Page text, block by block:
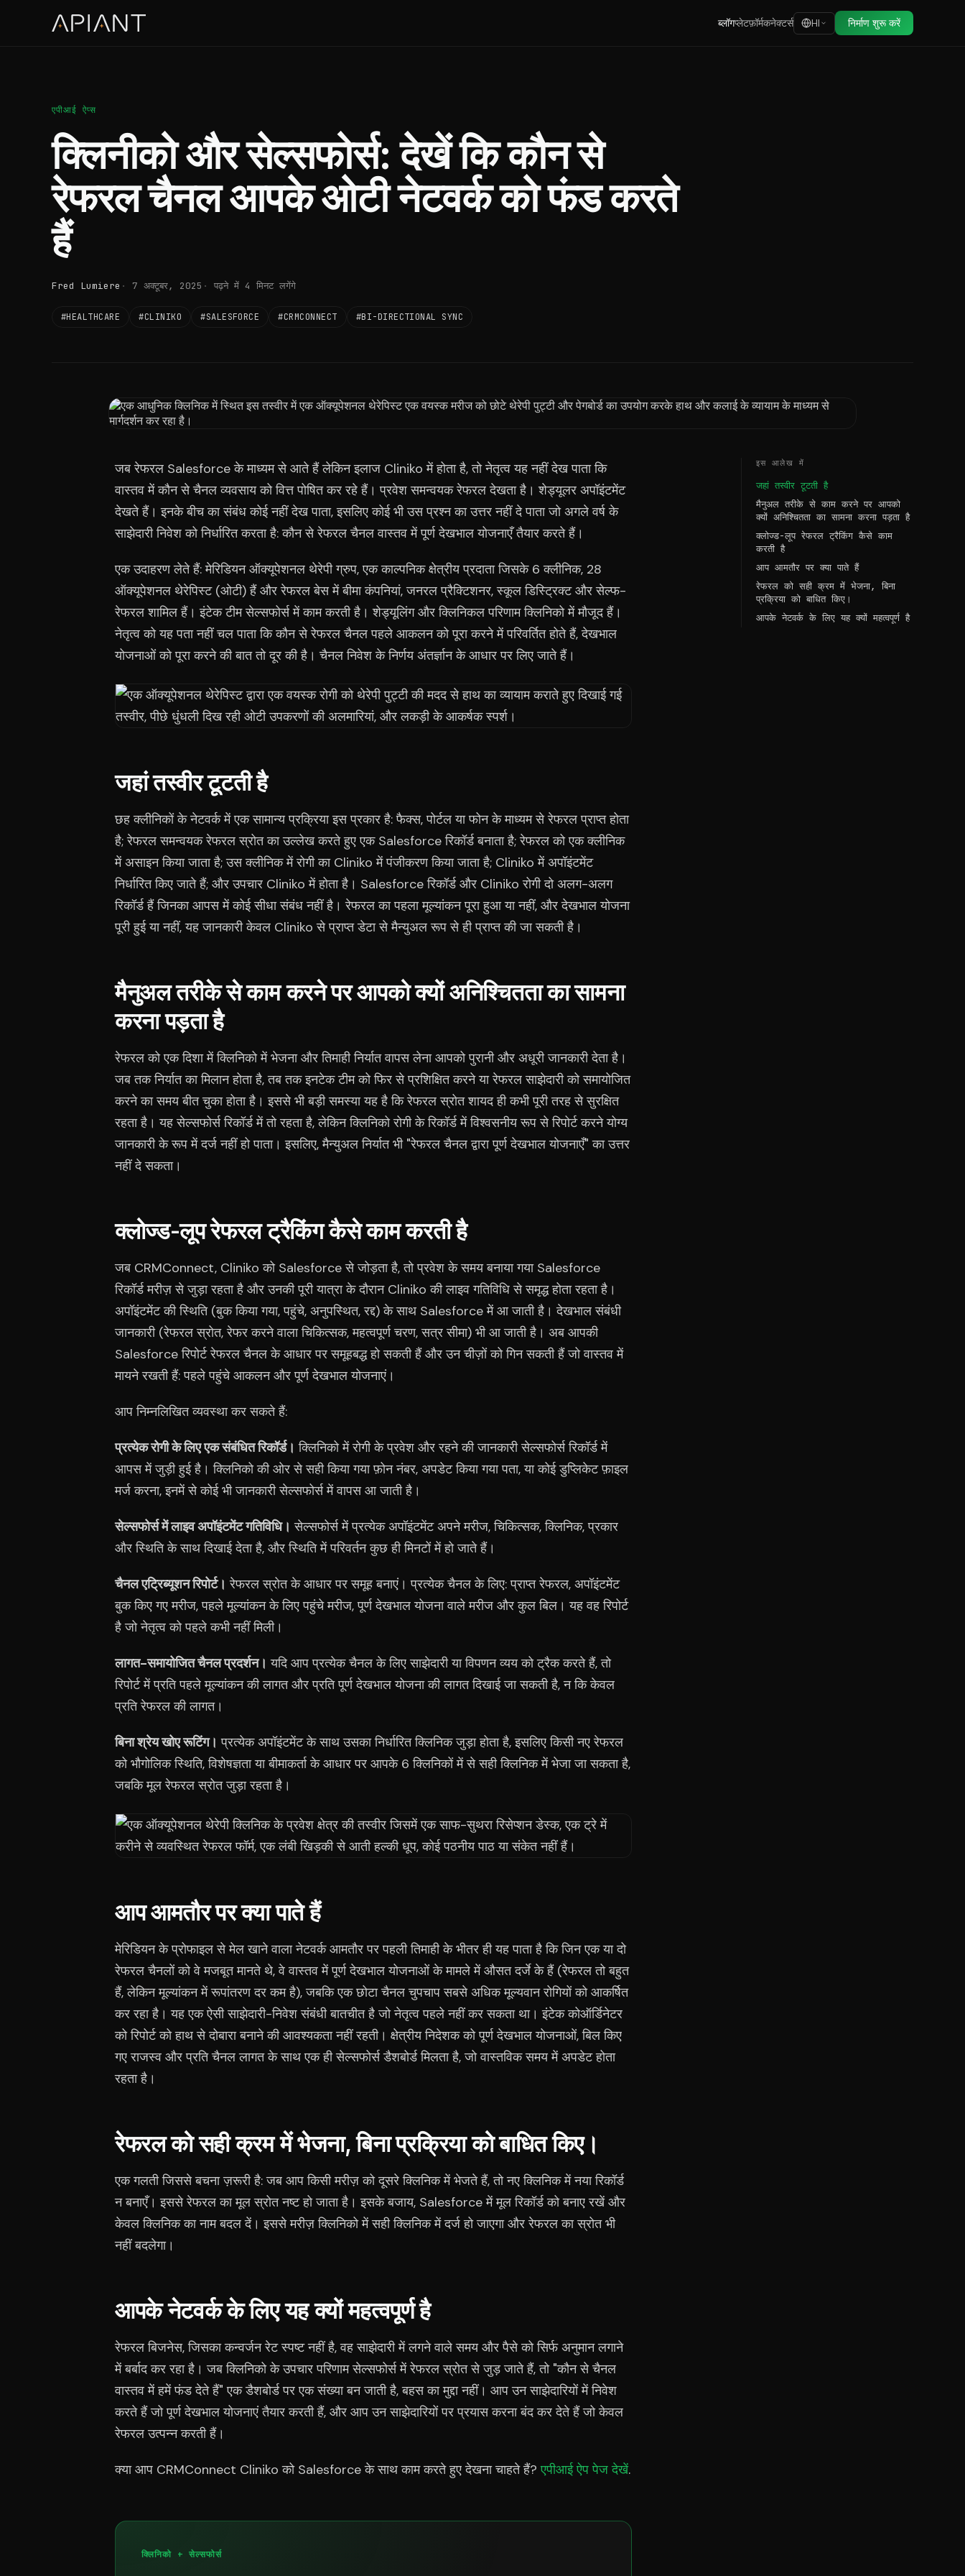
ब्लॉगप्लेटफ़ॉर्मकनेक्टर्स HI निर्माण शुरू करें
एपीआई ऐप्स
क्लिनीको और सेल्सफोर्स: देखें कि कौन से
रेफरल चैनल आपके ओटी नेटवर्क को फंड करते
हैं
Fred Lumiere 7 अक्टूबर, 2025 पढ़ने में 4 मिनट लगेंगे
#HEALTHCARE #CLINIKO #SALESFORCE #CRMCONNECT #BI-DIRECTIONAL SYNC
जब रेफरल Salesforce के माध्यम से आते हैं लेकिन इलाज Cliniko में होता है, तो नेतृत्व यह नहीं देख पाता कि
वास्तव में कौन से चैनल व्यवसाय को वित्त पोषित कर रहे हैं। प्रवेश समन्वयक रेफरल देखता है। शेड्यूलर अपॉइंटमेंट
देखते हैं। इनके बीच का संबंध कोई नहीं देख पाता, इसलिए कोई भी उस प्रश्न का उत्तर नहीं दे पाता जो अगले वर्ष के
साझेदारी निवेश को निर्धारित करता है: कौन से रेफरल चैनल वास्तव में पूर्ण देखभाल योजनाएँ तैयार करते हैं।
एक उदाहरण लेते हैं: मेरिडियन ऑक्यूपेशनल थेरेपी ग्रुप, एक काल्पनिक क्षेत्रीय प्रदाता जिसके 6 क्लीनिक, 28
ऑक्यूपेशनल थेरेपिस्ट (ओटी) हैं और रेफरल बेस में बीमा कंपनियां, जनरल प्रैक्टिशनर, स्कूल डिस्ट्रिक्ट और सेल्फ-
रेफरल शामिल हैं। इंटेक टीम सेल्सफोर्स में काम करती है। शेड्यूलिंग और क्लिनिकल परिणाम क्लिनिको में मौजूद हैं।
नेतृत्व को यह पता नहीं चल पाता कि कौन से रेफरल चैनल पहले आकलन को पूरा करने में परिवर्तित होते हैं, देखभाल
योजनाओं को पूरा करने की बात तो दूर की है। चैनल निवेश के निर्णय अंतर्ज्ञान के आधार पर लिए जाते हैं।
जहां तस्वीर टूटती है
छह क्लीनिकों के नेटवर्क में एक सामान्य प्रक्रिया इस प्रकार है: फैक्स, पोर्टल या फोन के माध्यम से रेफरल प्राप्त होता
है; रेफरल समन्वयक रेफरल स्रोत का उल्लेख करते हुए एक Salesforce रिकॉर्ड बनाता है; रेफरल को एक क्लीनिक
में असाइन किया जाता है; उस क्लीनिक में रोगी का Cliniko में पंजीकरण किया जाता है; Cliniko में अपॉइंटमेंट
निर्धारित किए जाते हैं; और उपचार Cliniko में होता है। Salesforce रिकॉर्ड और Cliniko रोगी दो अलग-अलग
रिकॉर्ड हैं जिनका आपस में कोई सीधा संबंध नहीं है। रेफरल का पहला मूल्यांकन पूरा हुआ या नहीं, और देखभाल योजना
पूरी हुई या नहीं, यह जानकारी केवल Cliniko से प्राप्त डेटा से मैन्युअल रूप से ही प्राप्त की जा सकती है।
मैनुअल तरीके से काम करने पर आपको क्यों अनिश्चितता का सामना
करना पड़ता है
रेफरल को एक दिशा में क्लिनिको में भेजना और तिमाही निर्यात वापस लेना आपको पुरानी और अधूरी जानकारी देता है।
जब तक निर्यात का मिलान होता है, तब तक इनटेक टीम को फिर से प्रशिक्षित करने या रेफरल साझेदारी को समायोजित
करने का समय बीत चुका होता है। इससे भी बड़ी समस्या यह है कि रेफरल स्रोत शायद ही कभी पूरी तरह से सुरक्षित
रहता है। यह सेल्सफोर्स रिकॉर्ड में तो रहता है, लेकिन क्लिनिको रोगी के रिकॉर्ड में विश्वसनीय रूप से रिपोर्ट करने योग्य
जानकारी के रूप में दर्ज नहीं हो पाता। इसलिए, मैन्युअल निर्यात भी "रेफरल चैनल द्वारा पूर्ण देखभाल योजनाएँ" का उत्तर
नहीं दे सकता।
क्लोज्ड-लूप रेफरल ट्रैकिंग कैसे काम करती है
जब CRMConnect, Cliniko को Salesforce से जोड़ता है, तो प्रवेश के समय बनाया गया Salesforce
रिकॉर्ड मरीज़ से जुड़ा रहता है और उनकी पूरी यात्रा के दौरान Cliniko की लाइव गतिविधि से समृद्ध होता रहता है।
अपॉइंटमेंट की स्थिति (बुक किया गया, पहुंचे, अनुपस्थित, रद्द) के साथ Salesforce में आ जाती है। देखभाल संबंधी
जानकारी (रेफरल स्रोत, रेफर करने वाला चिकित्सक, महत्वपूर्ण चरण, सत्र सीमा) भी आ जाती है। अब आपकी
Salesforce रिपोर्ट रेफरल चैनल के आधार पर समूहबद्ध हो सकती हैं और उन चीज़ों को गिन सकती हैं जो वास्तव में
मायने रखती हैं: पहले पहुंचे आकलन और पूर्ण देखभाल योजनाएं।
आप निम्नलिखित व्यवस्था कर सकते हैं:
प्रत्येक रोगी के लिए एक संबंधित रिकॉर्ड। क्लिनिको में रोगी के प्रवेश और रहने की जानकारी सेल्सफोर्स रिकॉर्ड में
आपस में जुड़ी हुई है। क्लिनिको की ओर से सही किया गया फ़ोन नंबर, अपडेट किया गया पता, या कोई डुप्लिकेट फ़ाइल
मर्ज करना, इनमें से कोई भी जानकारी सेल्सफोर्स में वापस आ जाती है।
सेल्सफोर्स में लाइव अपॉइंटमेंट गतिविधि। सेल्सफोर्स में प्रत्येक अपॉइंटमेंट अपने मरीज, चिकित्सक, क्लिनिक, प्रकार
और स्थिति के साथ दिखाई देता है, और स्थिति में परिवर्तन कुछ ही मिनटों में हो जाते हैं।
चैनल एट्रिब्यूशन रिपोर्ट। रेफरल स्रोत के आधार पर समूह बनाएं। प्रत्येक चैनल के लिए: प्राप्त रेफरल, अपॉइंटमेंट
बुक किए गए मरीज, पहले मूल्यांकन के लिए पहुंचे मरीज, पूर्ण देखभाल योजना वाले मरीज और कुल बिल। यह वह रिपोर्ट
है जो नेतृत्व को पहले कभी नहीं मिली।
लागत-समायोजित चैनल प्रदर्शन। यदि आप प्रत्येक चैनल के लिए साझेदारी या विपणन व्यय को ट्रैक करते हैं, तो
रिपोर्ट में प्रति पहले मूल्यांकन की लागत और प्रति पूर्ण देखभाल योजना की लागत दिखाई जा सकती है, न कि केवल
प्रति रेफरल की लागत।
बिना श्रेय खोए रूटिंग। प्रत्येक अपॉइंटमेंट के साथ उसका निर्धारित क्लिनिक जुड़ा होता है, इसलिए किसी नए रेफरल
को भौगोलिक स्थिति, विशेषज्ञता या बीमाकर्ता के आधार पर आपके 6 क्लिनिकों में से सही क्लिनिक में भेजा जा सकता है,
जबकि मूल रेफरल स्रोत जुड़ा रहता है।
आप आमतौर पर क्या पाते हैं
मेरिडियन के प्रोफाइल से मेल खाने वाला नेटवर्क आमतौर पर पहली तिमाही के भीतर ही यह पाता है कि जिन एक या दो
रेफरल चैनलों को वे मजबूत मानते थे, वे वास्तव में पूर्ण देखभाल योजनाओं के मामले में औसत दर्जे के हैं (रेफरल तो बहुत
हैं, लेकिन मूल्यांकन में रूपांतरण दर कम है), जबकि एक छोटा चैनल चुपचाप सबसे अधिक मूल्यवान रोगियों को आकर्षित
कर रहा है। यह एक ऐसी साझेदारी-निवेश संबंधी बातचीत है जो नेतृत्व पहले नहीं कर सकता था। इंटेक कोऑर्डिनेटर
को रिपोर्ट को हाथ से दोबारा बनाने की आवश्यकता नहीं रहती। क्षेत्रीय निदेशक को पूर्ण देखभाल योजनाओं, बिल किए
गए राजस्व और प्रति चैनल लागत के साथ एक ही सेल्सफोर्स डैशबोर्ड मिलता है, जो वास्तविक समय में अपडेट होता
रहता है।
रेफरल को सही क्रम में भेजना, बिना प्रक्रिया को बाधित किए।
एक गलती जिससे बचना ज़रूरी है: जब आप किसी मरीज़ को दूसरे क्लिनिक में भेजते हैं, तो नए क्लिनिक में नया रिकॉर्ड
न बनाएँ। इससे रेफरल का मूल स्रोत नष्ट हो जाता है। इसके बजाय, Salesforce में मूल रिकॉर्ड को बनाए रखें और
केवल क्लिनिक का नाम बदल दें। इससे मरीज़ क्लिनिको में सही क्लिनिक में दर्ज हो जाएगा और रेफरल का स्रोत भी
नहीं बदलेगा।
आपके नेटवर्क के लिए यह क्यों महत्वपूर्ण है
रेफरल बिजनेस, जिसका कन्वर्जन रेट स्पष्ट नहीं है, वह साझेदारी में लगने वाले समय और पैसे को सिर्फ अनुमान लगाने
में बर्बाद कर रहा है। जब क्लिनिको के उपचार परिणाम सेल्सफोर्स में रेफरल स्रोत से जुड़ जाते हैं, तो "कौन से चैनल
वास्तव में हमें फंड देते हैं" एक डैशबोर्ड पर एक संख्या बन जाती है, बहस का मुद्दा नहीं। आप उन साझेदारियों में निवेश
करते हैं जो पूर्ण देखभाल योजनाएं तैयार करती हैं, और आप उन साझेदारियों पर प्रयास करना बंद कर देते हैं जो केवल
रेफरल उत्पन्न करती हैं।
क्या आप CRMConnect Cliniko को Salesforce के साथ काम करते हुए देखना चाहते हैं?एपीआई ऐप पेज देखें.
क्लिनिको + सेल्सफोर्स
इस आलेख में
जहां तस्वीर टूटती है
मैनुअल तरीके से काम करने पर आपको
क्यों अनिश्चितता का सामना करना पड़ता है
क्लोज्ड-लूप रेफरल ट्रैकिंग कैसे काम
करती है
आप आमतौर पर क्या पाते हैं
रेफरल को सही क्रम में भेजना, बिना
प्रक्रिया को बाधित किए।
आपके नेटवर्क के लिए यह क्यों महत्वपूर्ण है